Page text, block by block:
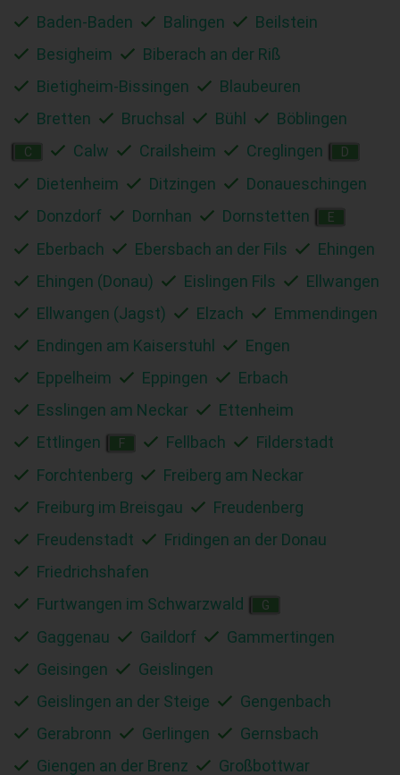
Baden-Baden
Balingen
Beilstein
Besigheim
Biberach an der Riß
Bietigheim-Bissingen
Blaubeuren
Bretten
Bruchsal Bühl Böblingen
C Calw Crailsheim Creglingen D
Dietenheim Ditzingen
Donaueschingen
Donzdorf
Dornhan Dornstetten E
Eberbach Ebersbach an der Fils
Ehingen
Ehingen (Donau)
Eislingen Fils
Ellwangen
Ellwangen (Jagst)
Elzach
Emmendingen
Endingen am Kaiserstuhl
Engen
Eppelheim
Eppingen
Erbach
Esslingen am Neckar
Ettenheim
Ettlingen
F Fellbach
Filderstadt
Forchtenberg
Freiberg am Neckar
Freiburg im Breisgau
Freudenberg
Freudenstadt
Fridingen an der Donau
Friedrichshafen
Furtwangen im Schwarzwald
G
Gaggenau Gaildorf
Gammertingen
Geisingen
Geislingen
Geislingen an der Steige
Gengenbach
Gerabronn
Gerlingen
Gernsbach
Giengen an der Brenz
Großbottwar